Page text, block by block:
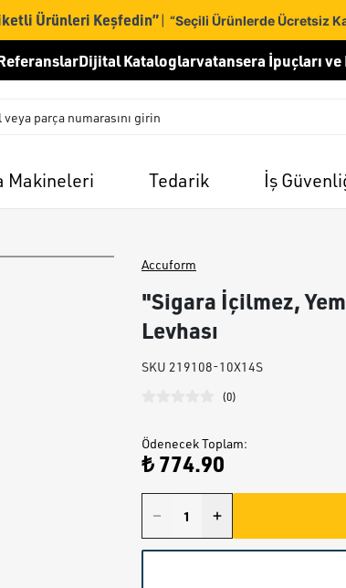
Ürünleri Keşfedin”| “Seçili Ürünlerde Ücretsiz
Dijital Kataloglarvatansera İpuçları ve
Makineleri Tedarik İş
Accuform
"Sigara İçilmez,
Levhası
SKU 219108-10X14S
(0)
Ödenecek Toplam:
₺ 774.90